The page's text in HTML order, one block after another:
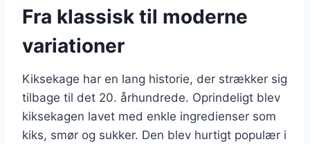
Fra klassisk til moderne
variationer
Kiksekage har en lang historie, der strækker sig
tilbage til det 20. århundrede. Oprindeligt blev
kiksekagen lavet med enkle ingredienser som
kiks, smør og sukker. Den blev hurtigt populær i